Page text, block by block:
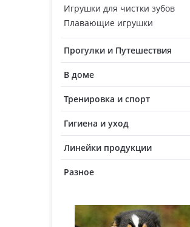
Игрушки для чистки зубов
Плавающие игрушки
Прогулки и Путешествия
В доме
Тренировка и спорт
Гигиена и уход
Линейки продукции
Разное